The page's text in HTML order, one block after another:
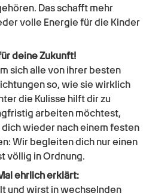
Das schafft mehr
volle Energie für die Kinder
deine Zukunft!
sich alle von ihrer besten
so, wie sie wirklich
die Kulisse hilft dir zu
arbeiten möchtest,
wieder nach einem festen
Wir begleiten dich nur einen
völlig in Ordnung.
ehrlich erklärt:
und wirst in wechselnden